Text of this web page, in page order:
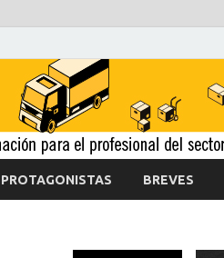
PROTAGONISTAS BREVES